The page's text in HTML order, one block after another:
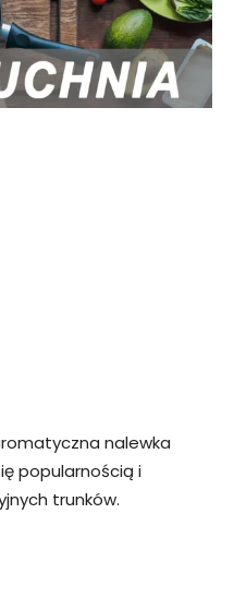
nalewka
popularnością i
trunków.